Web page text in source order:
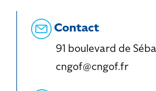
Contact
91 boulevard de
cngof@cngof.fr